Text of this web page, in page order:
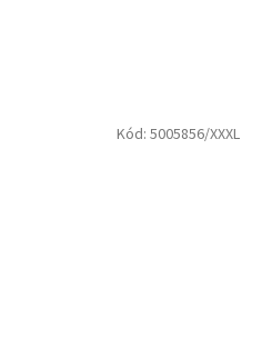
Kód: 5005856/XXXL